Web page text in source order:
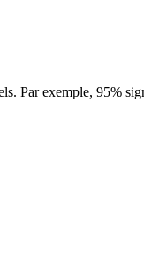
Par exemple, 95%